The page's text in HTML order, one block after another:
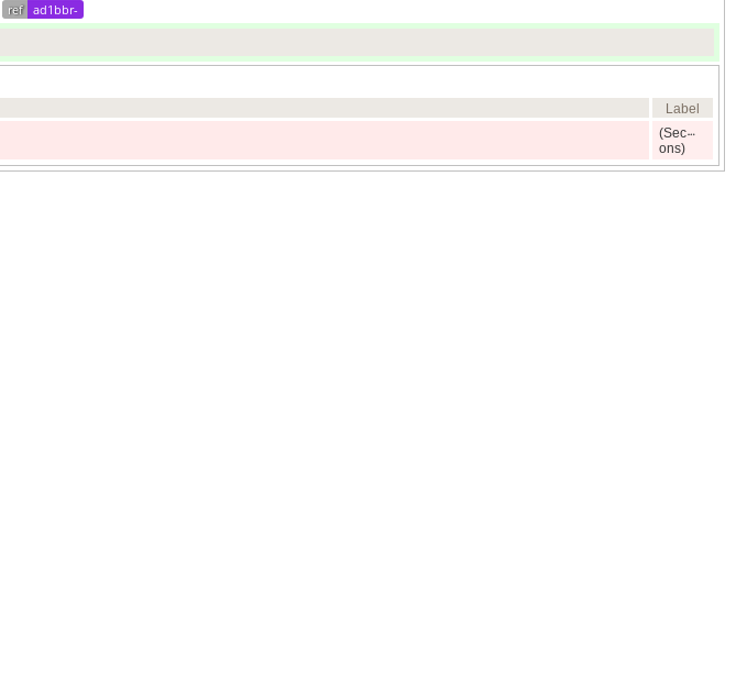
ref ad1bbr-
Label
(Sec
ons)